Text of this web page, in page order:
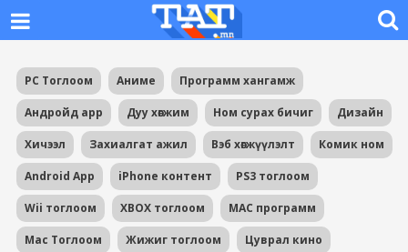
PC Тоглоом Аниме Программ хангамж
Андройд app Дуу хөгжим Ном сурах бичиг Дизайн
Хичээл Захиалгат ажил Вэб хөгжүүлэлт Комик ном
Android App iPhone контент PS3 тоглоом
Wii тоглоом XBOX тоглоом MAC программ
Mac Тоглоом Жижиг тоглоом Цуврал кино